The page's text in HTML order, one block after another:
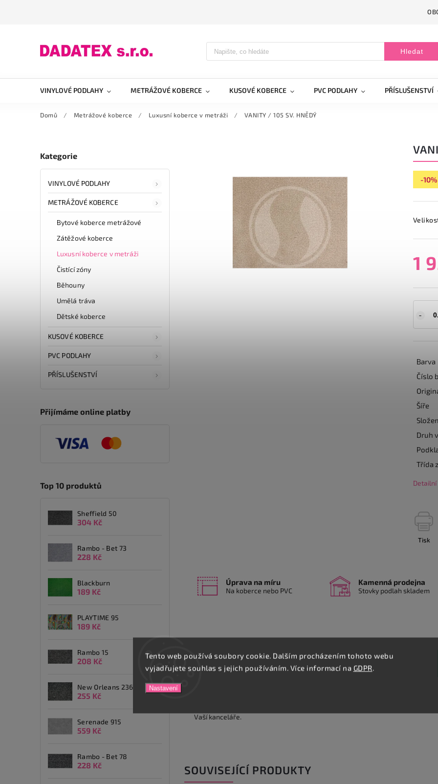
Tento web používá soubory cookie. Dalším procházením tohoto webu
vyjadřujete souhlas s jejich používáním. Více informací na GDPR.
Nastavení
Hledat
VINYLOVÉ PODLAHY METRÁŽOVÉ KOBERCE KUSOVÉ KOBERCE PVC PODLAHY PŘÍSLUŠENSTVÍ
Domů / Metrážové koberce / Luxusní koberce v metráži / VANITY / 105 SV. HNĚDÝ
Kategorie
VINYLOVÉ PODLAHY
METRÁŽOVÉ KOBERCE
Bytové koberce metrážové
Zátěžové koberce
Luxusní koberce v metráži
Čistící zóny
Běhouny
Umělá tráva
Dětské koberce
KUSOVÉ KOBERCE
PVC PODLAHY
PŘÍSLUŠENSTVÍ
Přijímáme online platby
Top 10 produktů
Sheffield 50
304 Kč
Rambo - Bet 73
228 Kč
Blackburn
189 Kč
PLAYTIME 95
189 Kč
Rambo 15
208 Kč
New Orleans 236
255 Kč
Serenade 915
559 Kč
Rambo - Bet 78
228 Kč
-
1
Barva
Číslo
Šíře
Druh
Třída
Tisk
Úprava na míru
Na koberce nebo PVC
Kamenná prodejna
Stovky podlah skladem
Popis Podobné (8) Hodnocení Diskuze
Vaší kanceláře.
SOUVISEJÍCÍ PRODUKTY